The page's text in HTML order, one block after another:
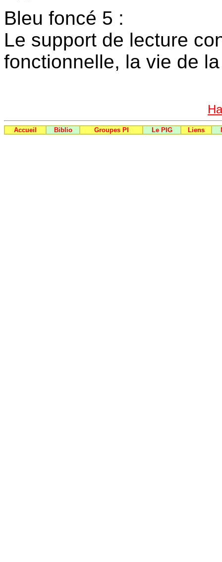
Bleu foncé 5 :
Le support de lecture
fonctionnelle, la vie de
Accueil Biblio Groupes PI Le PIG Liens